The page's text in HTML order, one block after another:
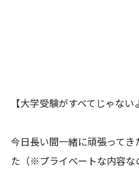
【大学受験がすべてじゃない
今日長い間一緒に頑張って
た（※プライベートな内容な